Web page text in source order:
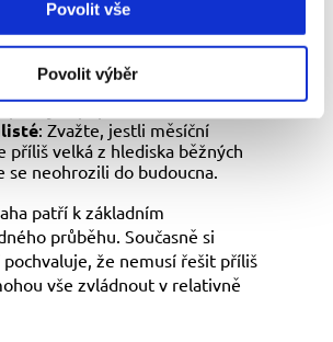
Povolit vše
Povolit výběr
web).
: V klidu se seznamte s
sankcích při opožděných
poplatcích.
: Zvažte, jestli měsíční
příliš velká z hlediska běžných
se neohrozili do budoucna.
patří k základním
průběhu. Současně si
že nemusí řešit příliš
vše zvládnout v relativně